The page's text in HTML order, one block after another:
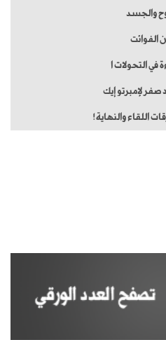
والجسد
الفوائت
في التحولات ا
صفر لإمبرتو إيك
اللقاء والنهاية!